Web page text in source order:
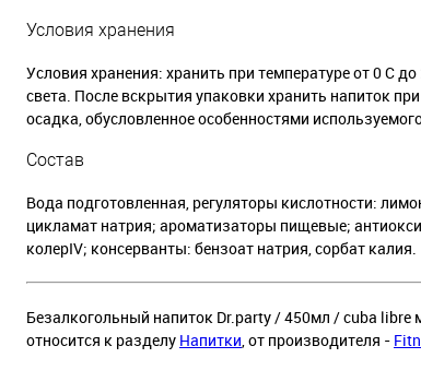
Условия хранения
Условия хранения: хранить при температуре от 0 С
света. После вскрытия упаковки хранить напиток
осадка, обусловленное особенностями
Состав
Вода подготовленная, регуляторы кислотности:
цикламат натрия; ароматизаторы пищевые;
колерIV; консерванты: бензоат натрия, сорбат калия.
Безалкогольный напиток Dr.party / 450мл / сuba libre
относится к разделу Напитки, от производителя -